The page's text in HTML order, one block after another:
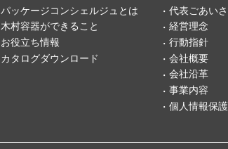
パッケージコンシェルジュとは
木村容器ができること
お役立ち情報
カタログダウンロード
代表ごあい
経営理念
行動指針
会社概要
会社沿革
事業内容
個人情報保